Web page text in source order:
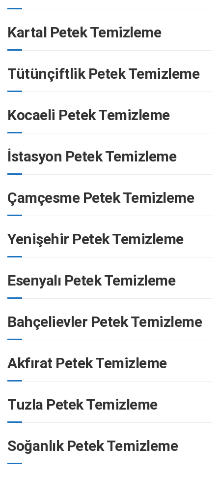
Kartal Petek Temizleme
Tütünçiftlik Petek Temizleme
Kocaeli Petek Temizleme
İstasyon Petek Temizleme
Çamçesme Petek Temizleme
Yenişehir Petek Temizleme
Esenyalı Petek Temizleme
Bahçelievler Petek Temizleme
Akfırat Petek Temizleme
Tuzla Petek Temizleme
Soğanlık Petek Temizleme